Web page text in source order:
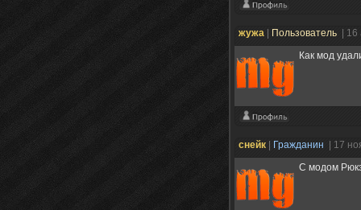
жужа | Пользователь | 16
Как мод
снейк | Гражданин | 17
С модом